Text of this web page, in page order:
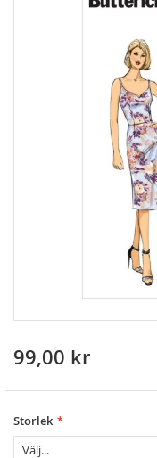
Skip
the
of
the
images
99,00 kr
Storlek